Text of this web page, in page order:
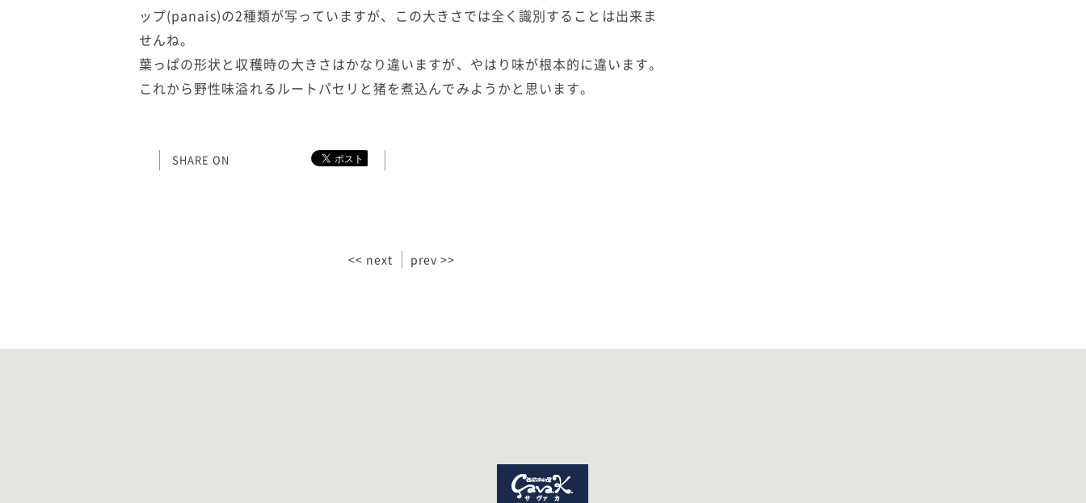
ップ(panais)の2種類が写っていますが、この大きさでは全く識別することは出来ま
せんね。
葉っぱの形状と収穫時の大きさはかなり違いますが、やはり味が根本的に違います。
これから野性味溢れるルートパセリと猪を煮込んでみようかと思います。
SHARE ON
<< next prev >>